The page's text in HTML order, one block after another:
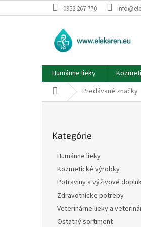
na
0952 267 770
Humánne lieky
DomovPredávané značky
kategórie
Kategórie
Humánne lieky
Kozmetické výrobky
Potraviny a výživové
Zdravotnícke potreby
Veterinárne lieky a
Ostatný sortiment